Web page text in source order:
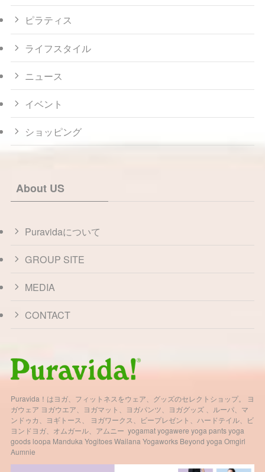
ピラティス
ライフスタイル
ニュース
イベント
ショッピング
About US
Puravidaについて
GROUP SITE
MEDIA
CONTACT
Puravida！はヨガ、フィットネスをウェア、グッズのセレクトショップ。 ヨ
ガウェア ヨガウエア、ヨガマット、ヨガパンツ、ヨガグッズ 、ルーパ、マ
ンドゥカ、ヨギトース、 ヨガワークス、ビープレゼント、ハードテイル、ビ
ヨンドヨガ、オムガール、アムニー yogamat yogawere yoga pants yoga
goods loopa Manduka Yogitoes Wailana Yogaworks Beyond yoga Omgirl
Aumnie